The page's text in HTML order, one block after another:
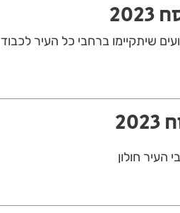
שיתקיימו ברחבי כל העיר לכבוד
העיר חולון